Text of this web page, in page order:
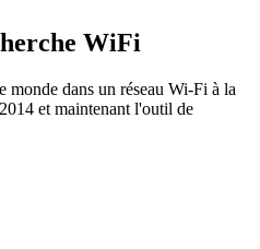
WiFi
monde dans un réseau Wi-Fi à la
et maintenant l'outil de